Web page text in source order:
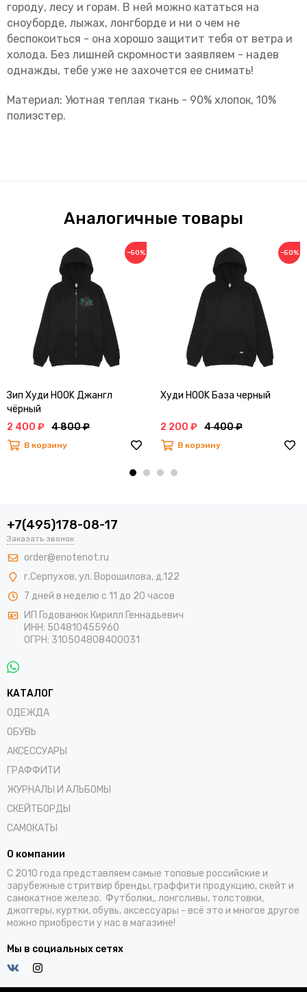
городу, лесу и горам. В ней можно кататься на
сноуборде, лыжах, лонгборде и ни о чем не
беспокоиться - она хорошо защитит тебя от ветра и
холода. Без лишней скромности заявляем - надев
однажды, тебе уже не захочется ее снимать!
Материал: Уютная теплая ткань - 90% хлопок, 10%
полиэстер.
Аналогичные товары
−50%
Зип Худи HOOK Джангл
чёрный
2 400 ₽ 4 800 ₽
В корзину
−50%
Худи HOOK База черный
2 200 ₽ 4 400 ₽
В корзину
+7(495)178-08-17
Заказать звонок
order@enotenot.ru
г.Серпухов, ул. Ворошилова, д.122
7 дней в неделю с 11 до 20 часов
ИП Годованюк Кирилл Геннадьевич
ИНН: 504810455960
ОГРН: 310504808400031
КАТАЛОГ
ОДЕЖДА
ОБУВЬ
АКСЕССУАРЫ
ГРАФФИТИ
ЖУРНАЛЫ И АЛЬБОМЫ
СКЕЙТБОРДЫ
САМОКАТЫ
О компании
С 2010 года представляем самые топовые российские и
зарубежные стритвир бренды, граффити продукцию, скейт и
самокатное железо. Футболки,, лонгсливы, толстовки,
джоггеры, куртки, обувь, аксессуары - всё это и многое другое
можно приобрести у нас в магазине!
Мы в социальных сетях